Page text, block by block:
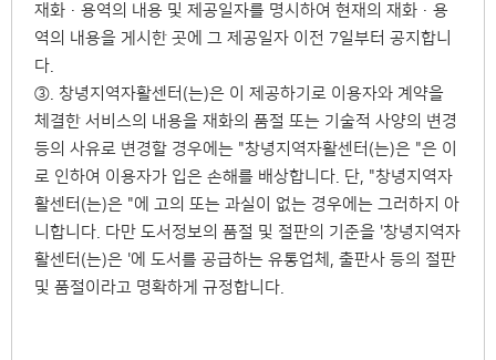
재화·용역의 내용 및 제공일자를 명시하여 현재의 재화·용
역의 내용을 게시한 곳에 그 제공일자 이전 7일부터 공지합니
다.
③. 창녕지역자활센터(는)은 이 제공하기로 이용자와 계약을
체결한 서비스의 내용을 재화의 품절 또는 기술적 사양의 변경
등의 사유로 변경할 경우에는 "창녕지역자활센터(는)은 "은 이
로 인하여 이용자가 입은 손해를 배상합니다. 단, "창녕지역자
활센터(는)은 "에 고의 또는 과실이 없는 경우에는 그러하지 아
니합니다. 다만 도서정보의 품절 및 절판의 기준을 '창녕지역자
활센터(는)은 '에 도서를 공급하는 유통업체, 출판사 등의 절판
및 품절이라고 명확하게 규정합니다.